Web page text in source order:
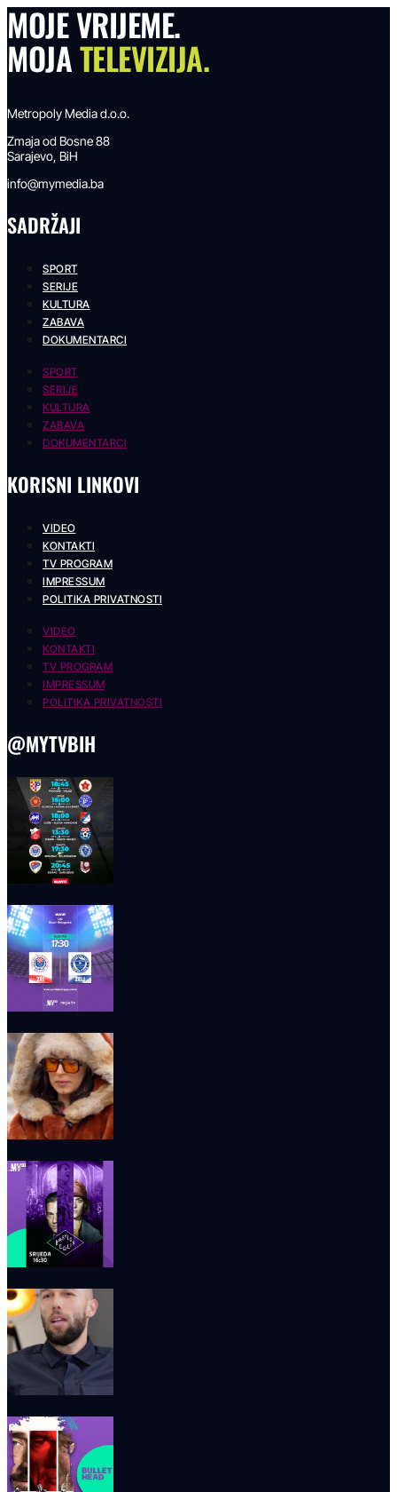
MOJE VRIJEME.
MOJATELEVIZIJA.
Metropoly Media d.o.o.
Zmaja od Bosne 88
Sarajevo, BiH
info@mymedia.ba
SADRŽAJI
SPORT
SERIJE
KULTURA
ZABAVA
DOKUMENTARCI
SPORT
SERIJE
KULTURA
ZABAVA
DOKUMENTARCI
KORISNI LINKOVI
VIDEO
KONTAKTI
TV PROGRAM
IMPRESSUM
POLITIKA PRIVATNOSTI
VIDEO
KONTAKTI
TV PROGRAM
IMPRESSUM
POLITIKA PRIVATNOSTI
@MYTVBIH